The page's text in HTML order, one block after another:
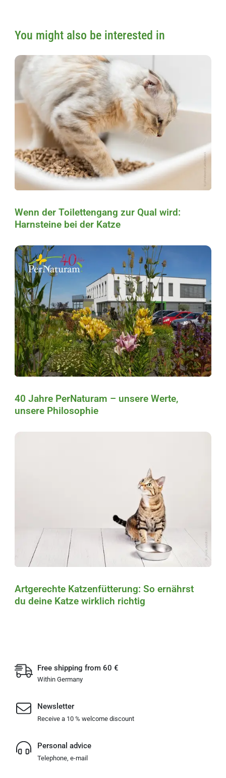
You might also be interested in
Wenn der Toilettengang zur Qual wird:
Harnsteine bei der Katze
40 Jahre PerNaturam – unsere Werte,
unsere Philosophie
Artgerechte Katzenfütterung: So ernährst
du deine Katze wirklich richtig
Free shipping from 60 €
Within Germany
Newsletter
Receive a 10 % welcome discount
Personal advice
Telephone, e-mail